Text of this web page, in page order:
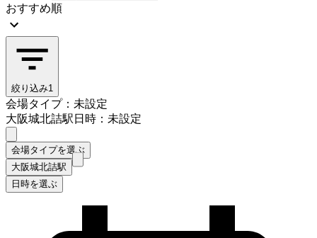
おすすめ順
絞り込み1
会場タイプ：未設定
大阪城北詰駅日時：未設定
会場タイプを選ぶ
大阪城北詰駅
日時を選ぶ